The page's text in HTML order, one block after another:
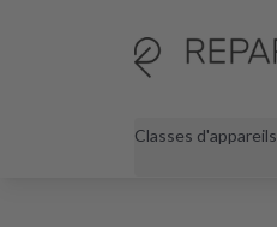
Classes d'appareils